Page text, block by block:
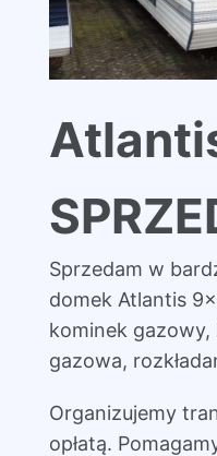
Sprzedam w
domek Atlantis
kominek
gazowa,
Organizujemy
opłatą.